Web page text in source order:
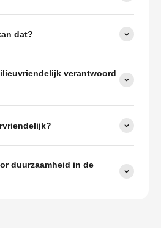
dat?
verantwoord
duurzaamheid in de